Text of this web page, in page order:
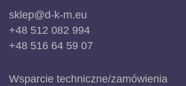
sklep@d-k-m.eu
+48 512 082 994
+48 516 64 59 07
Wsparcie techniczne/zamówienia